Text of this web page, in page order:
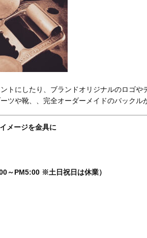
トにしたり、ブランドオリジナルのロゴや
ツや靴、、完全オーダーメイドのバックル
メージを金具に
～PM5:00 ※土日祝日は休業）